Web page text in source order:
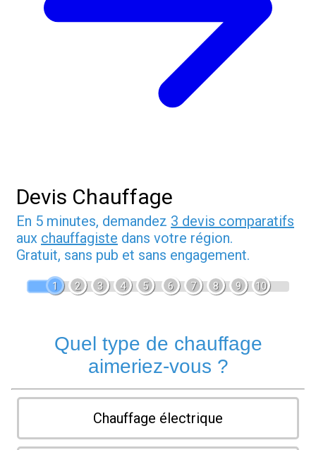
Devis Chauffage
En 5 minutes, demandez 3 devis comparatifs
aux chauffagiste dans votre région.
Gratuit, sans pub et sans engagement.
1 2 3 4 5 6 7 8 9 10
Quel type de chauffage
aimeriez-vous ?
Chauffage électrique